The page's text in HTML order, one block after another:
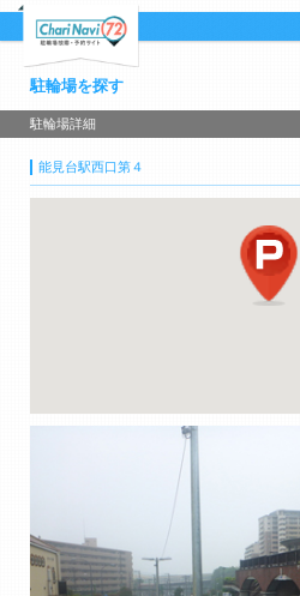
駐輪場を探す
駐輪場詳細
能見台駅西口第４